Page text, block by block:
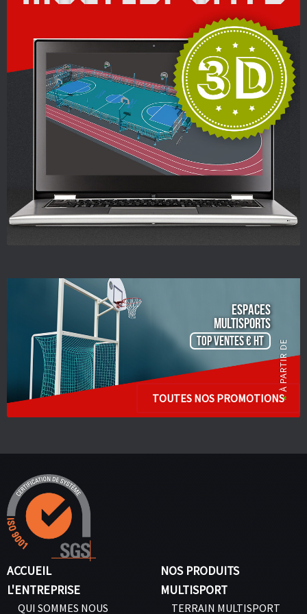
ESPACES
Multisports
TOP VENTES € HT
TOUTES NOS PROMOTIONS
ACCUEIL
L'ENTREPRISE
QUI SOMMES NOUS
NOS PRODUITS
MULTISPORT
TERRAIN MULTISPORT